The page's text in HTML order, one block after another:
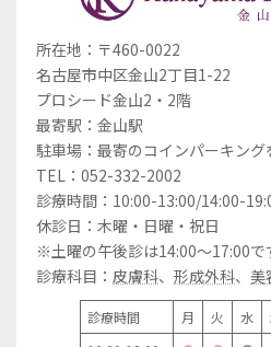
所在地：〒460-0022
名古屋市中区金山2丁目1-22
プロシード金山2・2階
最寄駅：金山駅
駐車場：最寄のコインパーキン
TEL：052-332-2002
診療時間：10:00-13:00/14:00-
休診日：木曜・日曜・祝日
※土曜の午後診は14:00～17:00で
診療科目： 皮膚科、 形成外科、 美
診療時間 月 火 水